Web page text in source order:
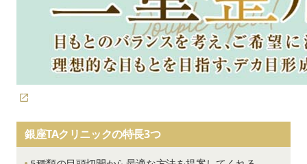
銀座TAクリニックの特長3つ